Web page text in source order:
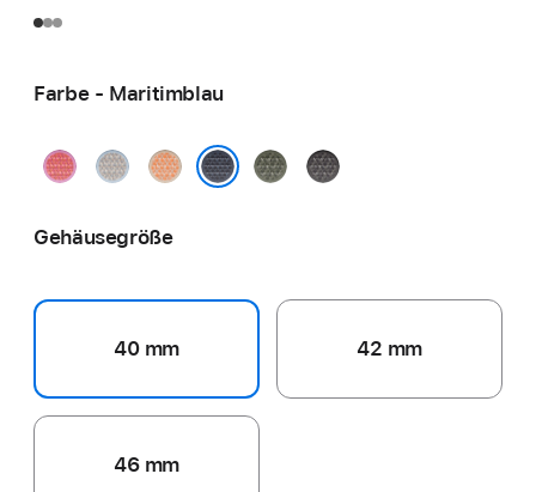
Farbe - Maritimblau
GuavepinkGraublauCantaloupe WaldgrünDunkelgrau
Gehäusegröße
40 mm 42 mm
46 mm